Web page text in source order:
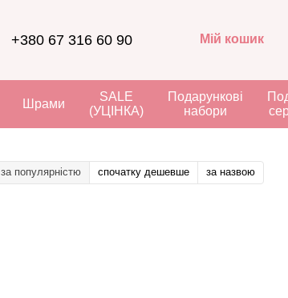
+380 67 316 60 90 Мій кошик
Шрами
SALE
(УЦІНКА)
Подарункові
набори
за популярністю спочатку дешевше за назвою